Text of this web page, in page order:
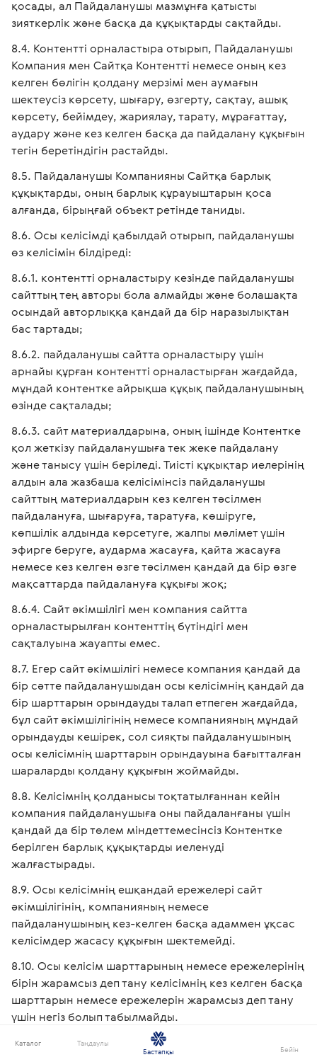
Каталог
Таңдаулы
Бастапқы
Бейін
қосады, ал Пайдаланушы мазмұнға қатысты
зияткерлік және басқа да құқықтарды сақтайды.
Контентті орналастыра отырып, Пайдаланушы
Компания мен Сайтқа Контентті немесе оның кез
келген бөлігін қолдану мерзімі мен аумағын
шектеусіз көрсету, шығару, өзгерту, сақтау, ашық
көрсету, бейімдеу, жариялау, тарату, мұрағаттау,
аудару және кез келген басқа да пайдалану құқығын
тегін беретіндігін растайды.
Пайдаланушы Компанияны Сайтқа барлық
құқықтарды, оның барлық құрауыштарын қоса
алғанда, бірыңғай объект ретінде таниды.
Осы келісімді қабылдай отырып, пайдаланушы
өз келісімін білдіреді:
контентті орналастыру кезінде пайдаланушы
сайттың тең авторы бола алмайды және болашақта
осындай авторлыққа қандай да бір наразылықтан
бас тартады;
пайдаланушы сайтта орналастыру үшін
арнайы құрған контентті орналастырған жағдайда,
мұндай контентке айрықша құқық пайдаланушының
өзінде сақталады;
сайт материалдарына, оның ішінде Контентке
қол жеткізу пайдаланушыға тек жеке пайдалану
және танысу үшін беріледі. Тиісті құқықтар иелерінің
алдын ала жазбаша келісімінсіз пайдаланушы
сайттың материалдарын кез келген тәсілмен
пайдалануға, шығаруға, таратуға, көшіруге,
көпшілік алдында көрсетуге, жалпы мәлімет үшін
эфирге беруге, аударма жасауға, қайта жасауға
немесе кез келген өзге тәсілмен қандай да бір өзге
мақсаттарда пайдалануға құқығы жоқ;
Сайт әкімшілігі мен компания сайтта
орналастырылған контенттің бүтіндігі мен
сақталуына жауапты емес.
Егер сайт әкімшілігі немесе компания қандай да
бір сәтте пайдаланушыдан осы келісімнің қандай да
бір шарттарын орындауды талап етпеген жағдайда,
бұл сайт әкімшілігінің немесе компанияның мұндай
орындауды кешірек, сол сияқты пайдаланушының
осы келісімнің шарттарын орындауына бағытталған
шараларды қолдану құқығын жоймайды.
Келісімнің қолданысы тоқтатылғаннан кейін
компания пайдаланушыға оны пайдаланғаны үшін
қандай да бір төлем міндеттемесінсіз Контентке
берілген барлық құқықтарды иеленуді
жалғастырады.
Осы келісімнің ешқандай ережелері сайт
әкімшілігінің, компанияның немесе
пайдаланушының кез-келген басқа адаммен ұқсас
келісімдер жасасу құқығын шектемейді.
Осы келісім шарттарының немесе ережелерінің
бірін жарамсыз деп тану келісімнің кез келген басқа
шарттарын немесе ережелерін жарамсыз деп тану
үшін негіз болып табылмайды.
Пайдаланушы даулар туындаған жағдайда олар